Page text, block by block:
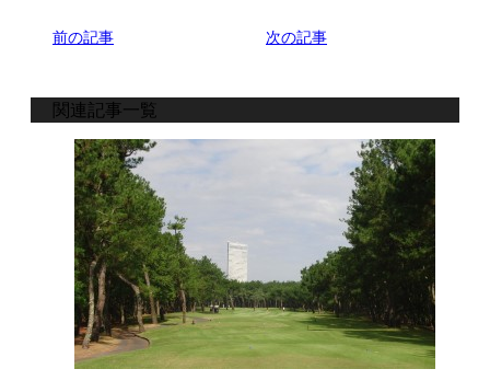
前の記事 次の記事
関連記事一覧